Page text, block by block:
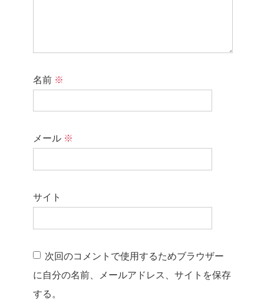
名前 ※
メール ※
サイト
次回のコメントで使用するためブラウザー
に自分の名前、メールアドレス、サイトを保存
する。